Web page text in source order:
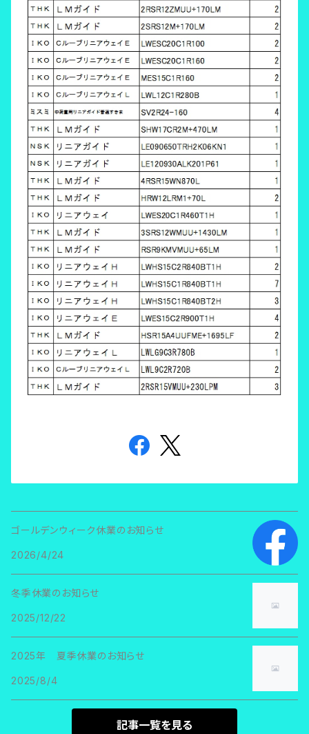
ゴールデンウィーク休業のお知らせ
2026/4/24
冬季休業のお知らせ
2025/12/22
2025年 夏季休業のお知らせ
2025/8/4
記事一覧を見る